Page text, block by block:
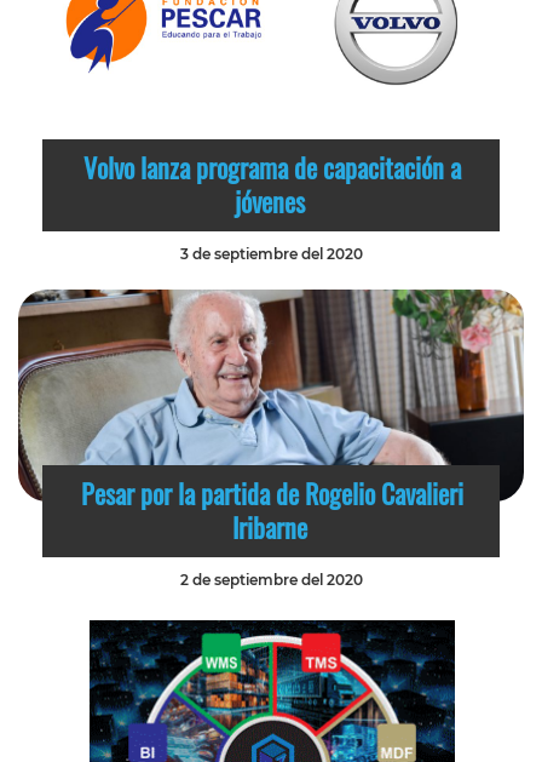
Volvo lanza programa de capacitación a
jóvenes
3 de septiembre del 2020
Pesar por la partida de Rogelio Cavalieri
Iribarne
2 de septiembre del 2020